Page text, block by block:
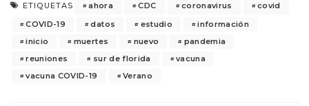
ETIQUETAS ahora CDC coronavirus
covid
COVID-19
datos estudio
información
inicio
muertes nuevo
pandemia
reuniones
sur de florida
vacuna
vacuna COVID-19
Verano